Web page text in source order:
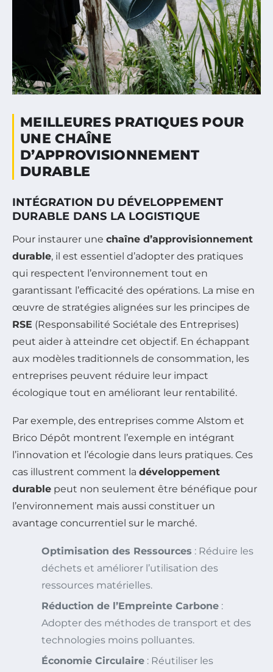
MEILLEURES PRATIQUES POUR
UNE CHAÎNE
D’APPROVISIONNEMENT
DURABLE
INTÉGRATION DU DÉVELOPPEMENT
DURABLE DANS LA LOGISTIQUE
Pour instaurer une chaîne d’approvisionnement
durable, il est essentiel d’adopter des pratiques
qui respectent l’environnement tout en
garantissant l’efficacité des opérations. La mise en
œuvre de stratégies alignées sur les principes de
RSE (Responsabilité Sociétale des Entreprises)
peut aider à atteindre cet objectif. En échappant
aux modèles traditionnels de consommation, les
entreprises peuvent réduire leur impact
écologique tout en améliorant leur rentabilité.
Par exemple, des entreprises comme Alstom et
Brico Dépôt montrent l’exemple en intégrant
l’innovation et l’écologie dans leurs pratiques. Ces
cas illustrent comment la développement
durable peut non seulement être bénéfique pour
l’environnement mais aussi constituer un
avantage concurrentiel sur le marché.
Optimisation des Ressources : Réduire les
déchets et améliorer l’utilisation des
ressources matérielles.
Réduction de l’Empreinte Carbone :
Adopter des méthodes de transport et des
technologies moins polluantes.
Économie Circulaire : Réutiliser les